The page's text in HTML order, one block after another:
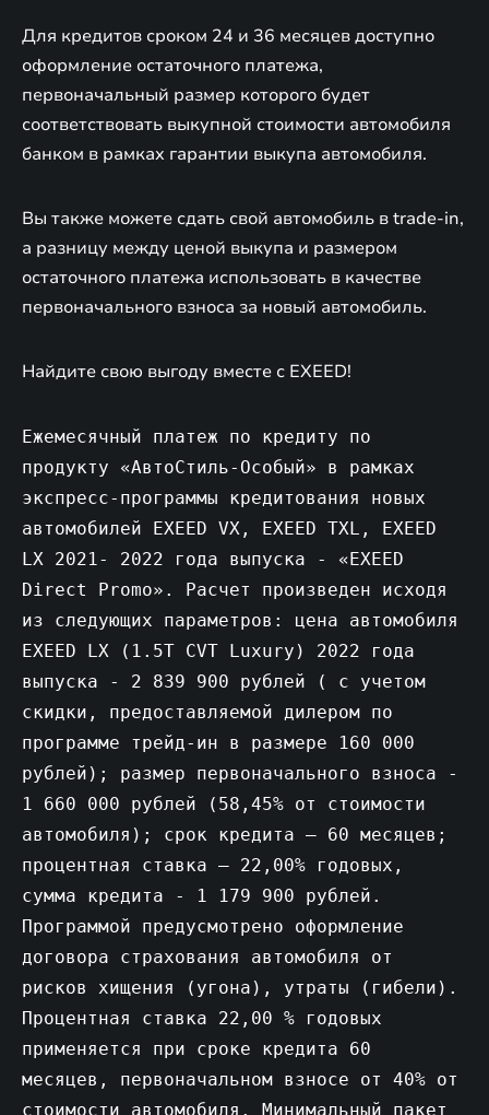
Для кредитов сроком 24 и 36 месяцев доступно
оформление остаточного платежа,
первоначальный размер которого будет
соответствовать выкупной стоимости автомобиля
банком в рамках гарантии выкупа автомобиля.
Вы также можете сдать свой автомобиль в trade-in,
а разницу между ценой выкупа и размером
остаточного платежа использовать в качестве
первоначального взноса за новый автомобиль.
Найдите свою выгоду вместе с EXEED!
Ежемесячный платеж по кредиту по
продукту «АвтоСтиль-Особый» в рамках
экспресс-программы кредитования новых
автомобилей EXEED VX, EXEED TXL, EXEED
LX 2021- 2022 года выпуска - «EXEED
Direct Promo». Расчет произведен исходя
из следующих параметров: цена автомобиля
EXEED LX (1.5T CVT Luxury) 2022 года
выпуска - 2 839 900 рублей ( с учетом
скидки, предоставляемой дилером по
программе трейд-ин в размере 160 000
рублей); размер первоначального взноса -
1 660 000 рублей (58,45% от стоимости
автомобиля); срок кредита – 60 месяцев;
процентная ставка – 22,00% годовых,
сумма кредита - 1 179 900 рублей.
Программой предусмотрено оформление
договора страхования автомобиля от
рисков хищения (угона), утраты (гибели).
Процентная ставка 22,00 % годовых
применяется при сроке кредита 60
месяцев, первоначальном взносе от 40% от
стоимости автомобиля. Минимальный пакет